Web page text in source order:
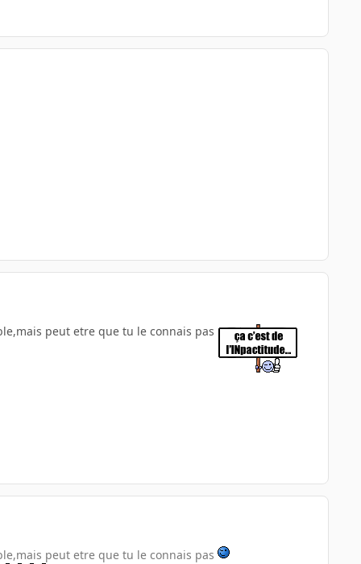
peut etre que tu le connais pas
peut etre que tu le connais pas